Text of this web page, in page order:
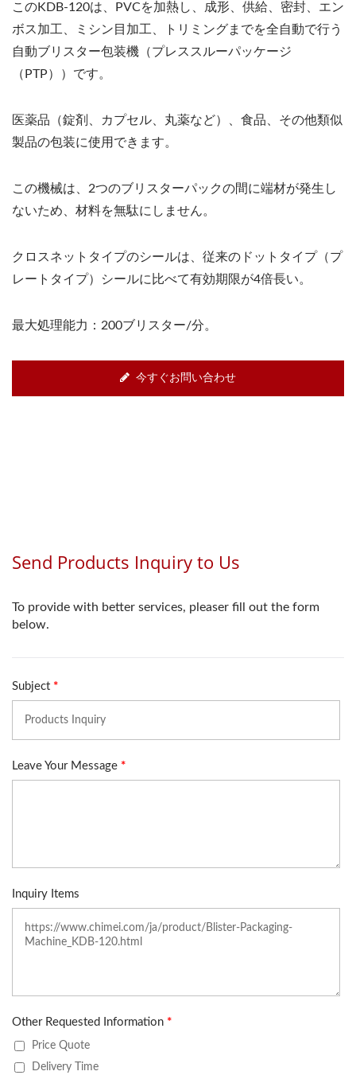
このKDB-120は、PVCを加熱し、成形、供給、密封、エン
ボス加工、ミシン目加工、トリミングまでを全自動で行う
自動ブリスター包装機（プレススルーパッケージ
（PTP））です。
医薬品（錠剤、カプセル、丸薬など）、食品、その他類似
製品の包装に使用できます。
この機械は、2つのブリスターパックの間に端材が発生し
ないため、材料を無駄にしません。
クロスネットタイプのシールは、従来のドットタイプ（プ
レートタイプ）シールに比べて有効期限が4倍長い。
最大処理能力：200ブリスター/分。
今すぐお問い合わせ